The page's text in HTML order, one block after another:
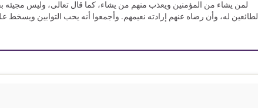
لمن يشاء من المؤمنين ويعذب منهم من يشاء، كما قال تعالى، وليس مجيئه
الطائعين له، وأن رضاه عنهم إرادته نعيمهم. وأجمعوا أنه يحب التوابين